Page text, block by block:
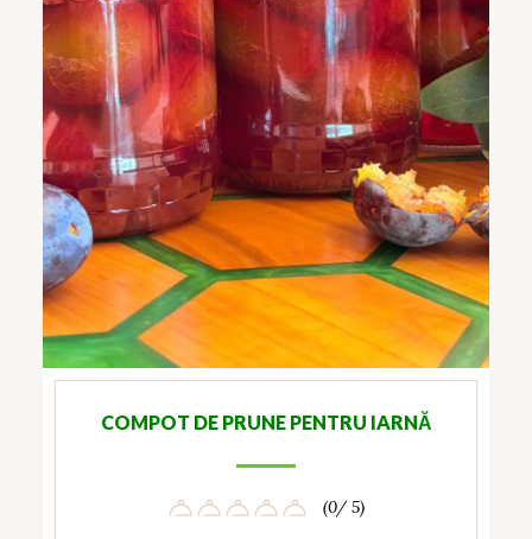
COMPOT DE PRUNE PENTRU IARNĂ
(0/ 5)